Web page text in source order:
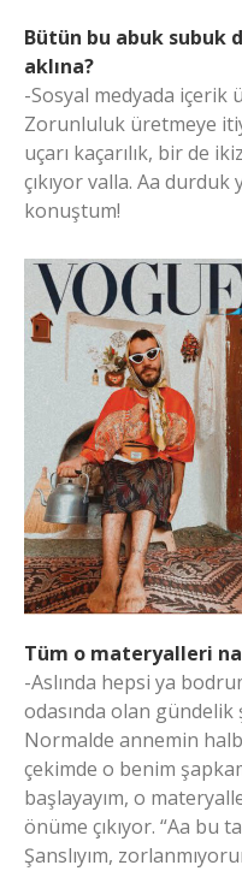
Bütün bu abuk subuk
aklına?
-Sosyal medyada içerik
Zorunluluk üretmeye
uçarı kaçarılık, bir de
çıkıyor valla. Aa durduk
konuştum!
Tüm o materyalleri
-Aslında hepsi ya
odasında olan gündelik
Normalde annemin
çekimde o benim
başlayayım, o
önüme çıkıyor. “Aa bu
Şanslıyım,